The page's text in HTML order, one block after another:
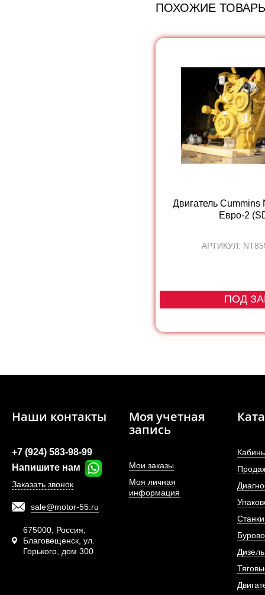
ПОХОЖИЕ
Двигатель
Евро-2
АРТИКУЛ:
ПОД
Фильтр топливный
двигателя
АРТИКУЛ:
Наши контакты
+7 (924) 583-98-99
Напишите нам
Заказать звонок
sale@motor-55.ru
675000, Россия,
Благовещенск, ул.
Горького, дом 300
Моя учетная
запись
Мои заказы
Моя личная
информация